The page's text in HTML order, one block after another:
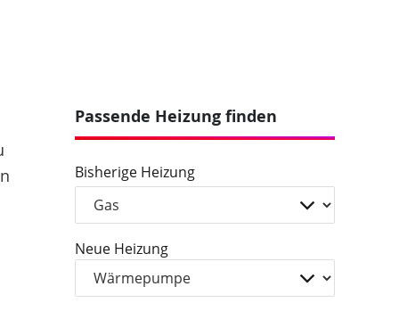
Passende Heizung finden
Bisherige Heizung
Neue Heizung